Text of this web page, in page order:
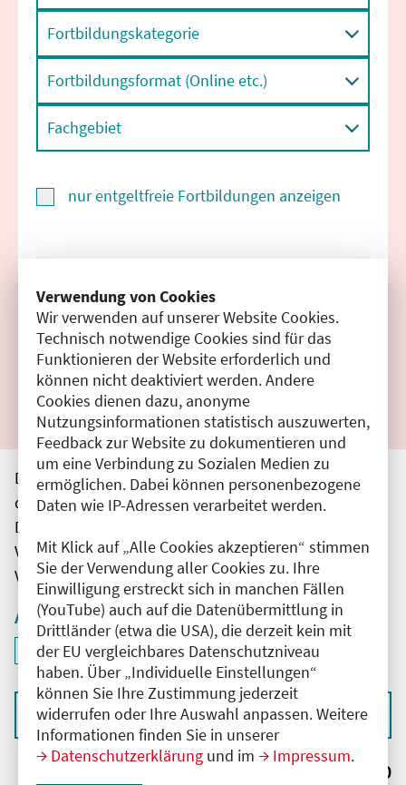
Verwendung von Cookies
Wir verwenden auf unserer Website Cookies.
Technisch notwendige Cookies sind für das
Funktionieren der Website erforderlich und
können nicht deaktiviert werden. Andere
Cookies dienen dazu, anonyme
Nutzungsinformationen statistisch auszuwerten,
Feedback zur Website zu dokumentieren und
um eine Verbindung zu Sozialen Medien zu
ermöglichen. Dabei können personenbezogene
Daten wie IP-Adressen verarbeitet werden.
Mit Klick auf „Alle Cookies akzeptieren“ stimmen
Sie der Verwendung aller Cookies zu. Ihre
Einwilligung erstreckt sich in manchen Fällen
(YouTube) auch auf die Datenübermittlung in
Drittländer (etwa die USA), die derzeit kein mit
der EU vergleichbares Datenschutzniveau
haben. Über „Individuelle Einstellungen“
können Sie Ihre Zustimmung jederzeit
widerrufen oder Ihre Auswahl anpassen. Weitere
Informationen finden Sie in unserer
Datenschutzerklärung und im Impressum.
Fortbildungskategorie
Fortbildungsformat (Online etc.)
Fachgebiet
nur entgeltfreie Fortbildungen anzeigen
Filter zurücksetzen
Ergebnisse drucken
Die hier aufgeführten Veranstaltungen entsprechen
den unmittelbar vom Veranstalter getätigten Angaben.
Die Ärztekammer Berlin übernimmt keine
Verantwortung für den Inhalt, die Haftung obliegt dem
Veranstalter.
Aktive Filter
Filter
ID: ANT-2502374
deaktivieren und Suchergebnisse neu laden
Sortieren nach
Ergebnisse: 0